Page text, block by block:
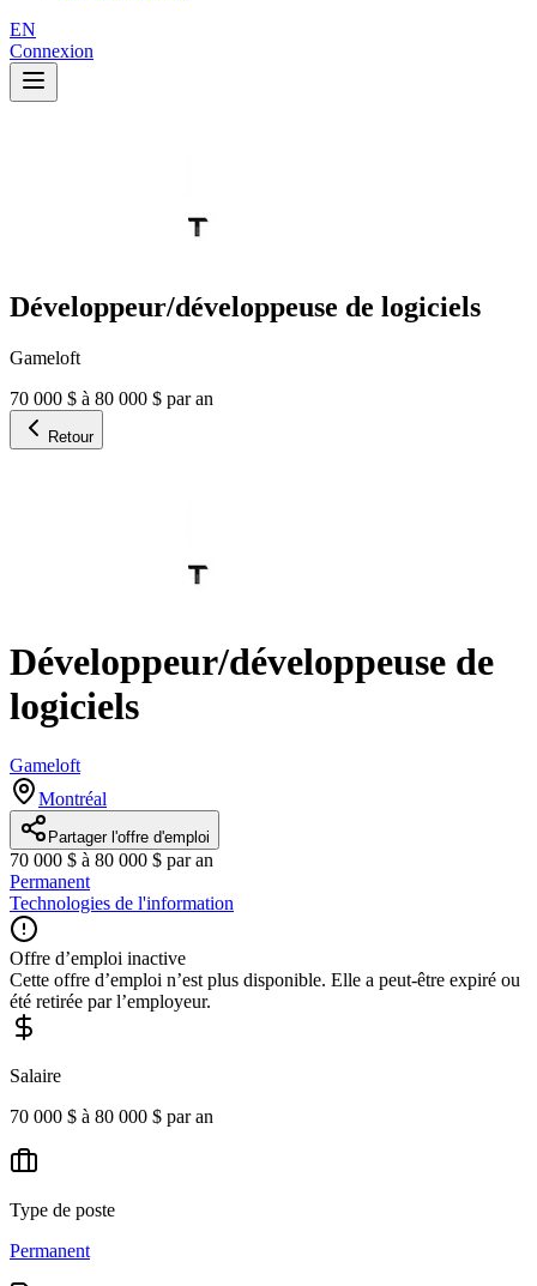
EN
Connexion
Développeur/développeuse de logiciels
Gameloft
70 000 $ à 80 000 $ par an
Retour
Développeur/développeuse de
logiciels
Gameloft
Montréal
Partager l'offre d'emploi
70 000 $ à 80 000 $ par an
Permanent
Technologies de l'information
Offre d’emploi inactive
Cette offre d’emploi n’est plus disponible. Elle a peut-être expiré ou
été retirée par l’employeur.
Salaire
70 000 $ à 80 000 $ par an
Type de poste
Permanent